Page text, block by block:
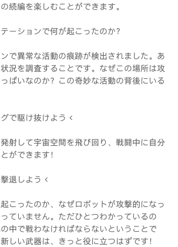
続編を楽しむことができます。
ーションで何が起こったのか？
で異常な活動の痕跡が検出されました。あ
況を調査することです。なぜこの場所は攻
ぱいなのか？この奇妙な活動の背後にいる
で駆け抜けよう <
射して宇宙空間を飛び回り、戦闘中に自分
ができます！
退しよう <
こったのか、なぜロボットが攻撃的になっ
ていません。ただひとつわかっているの
中で戦わなければならないということで
しい武器は、きっと役に立つはずです！